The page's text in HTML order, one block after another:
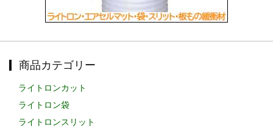
商品カテゴリー
ライトロンカット
ライトロン袋
ライトロンスリット